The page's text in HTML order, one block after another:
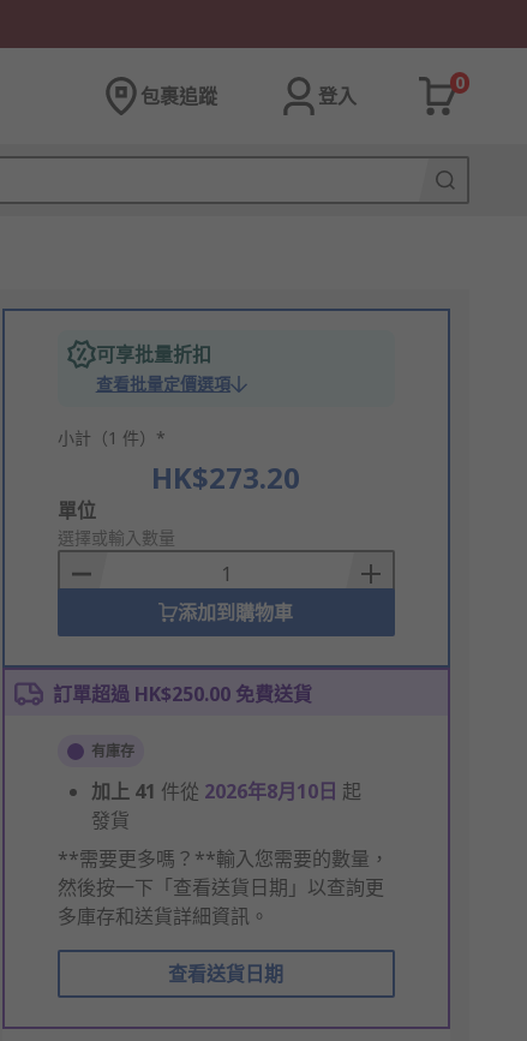
包裹追蹤 登入
0
可享批量折扣
查看批量定價選項
小計（1 件）*
HK$273.20
Add
to
Basket
單位
選擇或輸入數量
添加到購物車
訂單超過 HK$250.00 免費送貨
有庫存
加上 41 件從 2026年8月10日 起
發貨
**需要更多嗎？**輸入您需要的數量，
然後按一下「查看送貨日期」以查詢更
多庫存和送貨詳細資訊。
查看送貨日期